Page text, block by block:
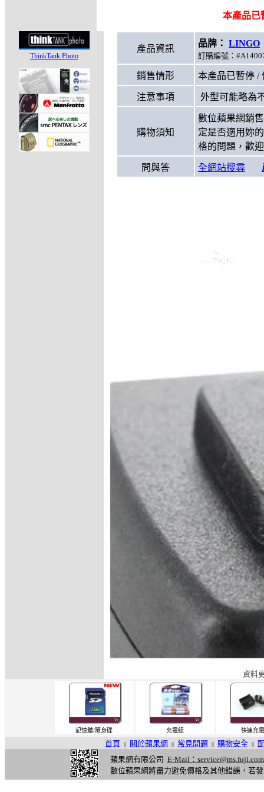
本產品已
ThinkTank Photo
產品資訊
品牌： LINGO
訂購編號：
銷售情形 本產品已暫停 /
注意事項 外型可能略為
購物須知
數位蘋果網銷
定是否適用妳
格的問題，歡
問與答 全網站搜尋
資料
記憶體/隨身碟 充電組 快速充
首頁 || 關於蘋果網 || 常見問題 || 購物安全 ||
蘋果網有限公司 E-Mail：
數位蘋果網將盡力避免價格及其他錯誤，若